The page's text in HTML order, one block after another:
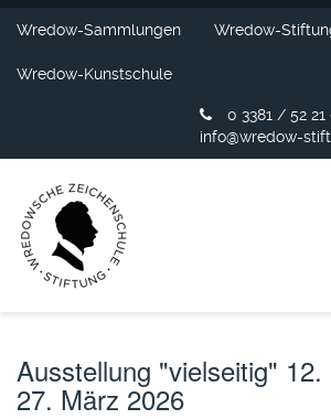
Wredow-Sammlungen Wredow-
Wredow-Kunstschule
0 3381 / 52
info@wredow-
Ausstellung "vielseitig" 12.
27. März 2026